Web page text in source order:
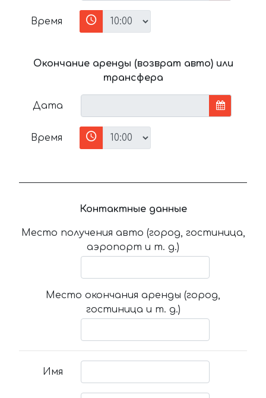
Время
Окончание аренды (возврат авто) или
трансфера
Дата
Время
Контактные данные
Место получения авто (город, гостиница,
аэропорт и т. д.)
Место окончания аренды (город,
гостиница и т. д.)
Имя